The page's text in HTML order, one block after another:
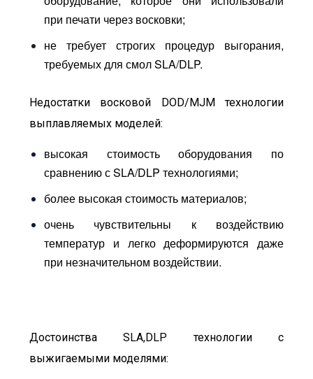
при печати через восковки;
не требует строгих процедур выгорания,
требуемых для смол SLA/DLP.
Недостатки восковой DOD/MJM технологии
выплавляемых моделей:
высокая стоимость оборудования по
сравнению с SLA/DLP технологиями;
более высокая стоимость материалов;
очень чувствительны к воздействию
температур и легко деформируются даже
при незначительном воздействии.
Достоинства SLA,DLP технологии с
выжигаемыми моделями: